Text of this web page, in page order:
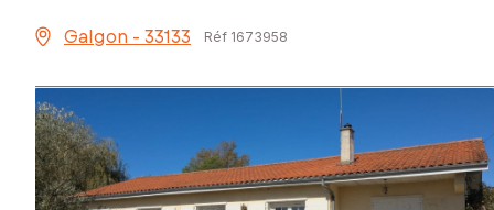
Galgon - 33133 Réf 1673958